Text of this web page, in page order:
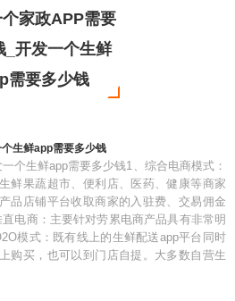
家政APP需要
_开发一个生鲜
需要多少钱
生鲜app需要多少钱
个生鲜app需要多少钱1、综合电商模式：
鲜果蔬超市、便利店、医药、健康等商家
品店铺平台收取商家的入驻费、交易佣金
电商：主要针对劳累电商产品具有非常明
模式：既有线上的生鲜配送app平台同时
购买，也可以到门店自提。大多数自营生